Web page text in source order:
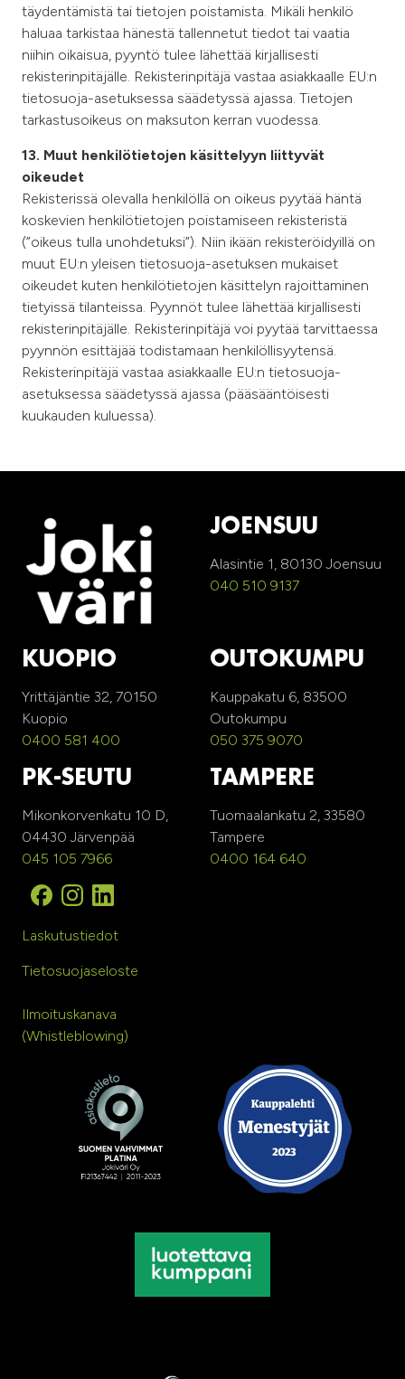
täydentämistä tai tietojen poistamista. Mikäli henkilö
haluaa tarkistaa hänestä tallennetut tiedot tai vaatia
niihin oikaisua, pyyntö tulee lähettää kirjallisesti
rekisterinpitäjälle. Rekisterinpitäjä vastaa asiakkaalle EU:n
tietosuoja-asetuksessa säädetyssä ajassa. Tietojen
tarkastusoikeus on maksuton kerran vuodessa.
13. Muut henkilötietojen käsittelyyn liittyvät
oikeudet
Rekisterissä olevalla henkilöllä on oikeus pyytää häntä
koskevien henkilötietojen poistamiseen rekisteristä
(”oikeus tulla unohdetuksi”). Niin ikään rekisteröidyillä on
muut EU:n yleisen tietosuoja-asetuksen mukaiset
oikeudet kuten henkilötietojen käsittelyn rajoittaminen
tietyissä tilanteissa. Pyynnöt tulee lähettää kirjallisesti
rekisterinpitäjälle. Rekisterinpitäjä voi pyytää tarvittaessa
pyynnön esittäjää todistamaan henkilöllisyytensä.
Rekisterinpitäjä vastaa asiakkaalle EU:n tietosuoja-
asetuksessa säädetyssä ajassa (pääsääntöisesti
kuukauden kuluessa).
JOENSUU
Alasintie 1, 80130 Joensuu
040 510 9137
KUOPIO
Yrittäjäntie 32, 70150
Kuopio
0400 581 400
OUTOKUMPU
Kauppakatu 6, 83500
Outokumpu
050 375 9070
PK-SEUTU
Mikonkorvenkatu 10 D,
04430 Järvenpää
045 105 7966
TAMPERE
Tuomaalankatu 2, 33580
Tampere
0400 164 640
Laskutustiedot
Tietosuojaseloste
Ilmoituskanava
(Whistleblowing)